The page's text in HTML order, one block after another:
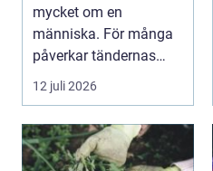
mycket om en
människa. För många
påverkar tändernas
utseende både
självförtroendet ...
12 juli 2026